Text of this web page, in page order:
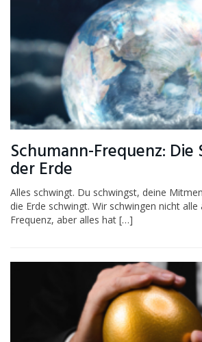
Schumann-Frequenz:
der Erde
Alles schwingt. Du schwingst, deine
die Erde schwingt. Wir schwingen nicht alle
Frequenz, aber alles hat […]